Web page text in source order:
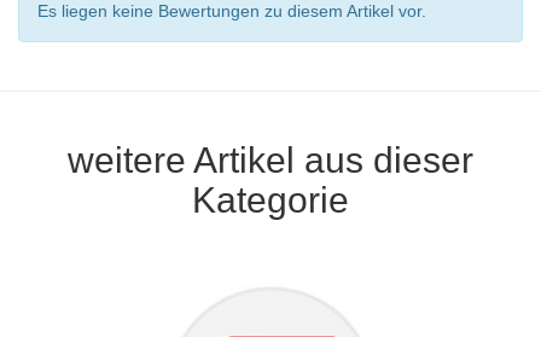
Es liegen keine Bewertungen zu diesem Artikel vor.
weitere Artikel aus dieser
Kategorie